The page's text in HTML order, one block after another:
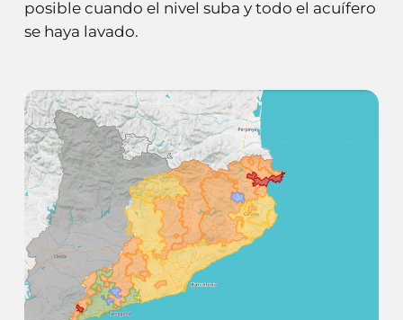
posible cuando el nivel suba y todo el acuífero
se haya lavado.